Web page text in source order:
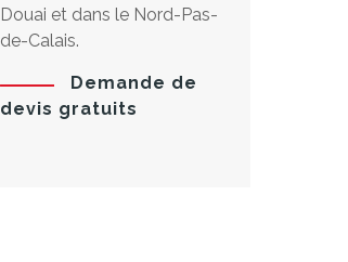
Douai et dans le Nord-Pas-
de-Calais.
Demande de
devis gratuits